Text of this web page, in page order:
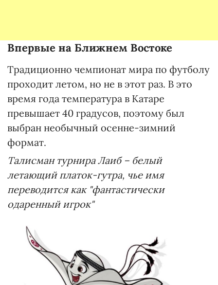
Впервые на Ближнем Востоке
Традиционно чемпионат мира по футболу
проходит летом, но не в этот раз. В это
время года температура в Катаре
превышает 40 градусов, поэтому был
выбран необычный осенне-зимний
формат.
Талисман турнира Лаиб – белый
летающий платок-гутра, чье имя
переводится как "фантастически
одаренный игрок"